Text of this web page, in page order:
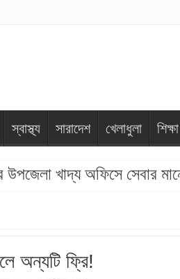
স্বাস্থ্য সারাদেশ খেলাধুলা শিক্ষা
খাদ্য অফিসে সেবার
অন্যটি ফ্রি!